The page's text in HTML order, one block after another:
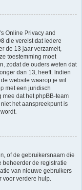
Online Privacy and
die vereist dat iedere
de 13 jaar verzamelt,
toestemming moet
zodat de ouders weten dat
dan 13, heeft. Indien
website waarop je wil
met een juridisch
mee dat het phpBB-team
het aanspreekpunt is
of de gebruikersnaam die
beheerder de registratie
van nieuwe gebruikers
voor verdere hulp.